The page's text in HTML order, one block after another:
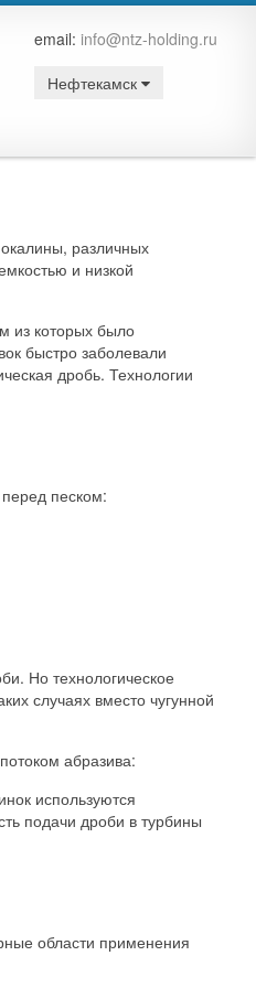
email: info@ntz-holding.ru
Нефтекамск
различных
и низкой
из которых было
быстро заболевали
дробь. Технологии
песком:
Но технологическое
случаях вместо чугунной
абразива:
используются
подачи дроби в турбины
области применения